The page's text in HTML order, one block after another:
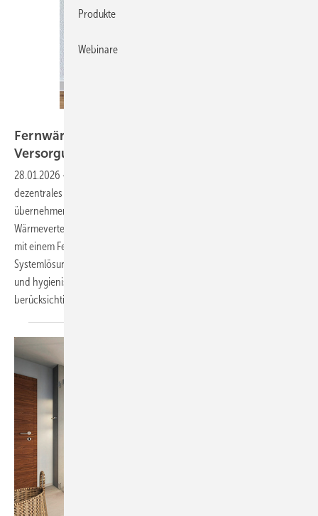
Fernwärme intelligent verteilt: Dezentrale
Versorgung im
28.01.2026 -
dezentrales Versorgungskonzept mit Wohnungsstationen. Diese
übernehmen in den einzelnen Wohneinheiten sowohl die
Wärmeverteilung als auch die Warmwasserbereitung. In Verbindung
mit einem Fernwärmeanschluss entsteht eine kompakte
Systemlösung, die den technischen Aufwand reduziert
und hygienische Anforderungen an die Trinkwassererwärmung
berücksichtigt.
Produkte
Webinare